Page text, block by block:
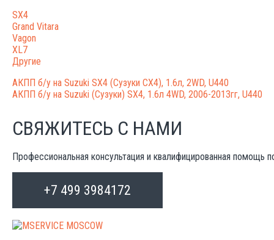
SX4
Grand Vitara
Vagon
XL7
Другие
АКПП б/у на Suzuki SX4 (Сузуки СХ4), 1.6л, 2WD, U440
АКПП б/у на Suzuki (Сузуки) SX4, 1.6л 4WD, 2006-2013гг, U440
СВЯЖИТЕСЬ С НАМИ
Профессиональная консультация и квалифицированная
+7 499 3984172